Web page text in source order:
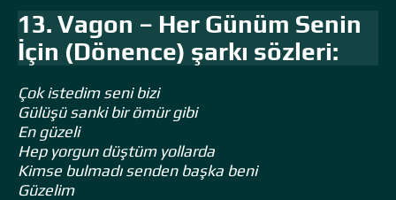
13. Vagon – Her Günüm Senin
İçin (Dönence) şarkı sözleri:
Çok istedim seni bizi
Gülüşü sanki bir ömür gibi
En güzeli
Hep yorgun düştüm yollarda
Kimse bulmadı senden başka beni
Güzelim